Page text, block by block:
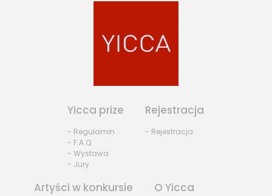
Yicca prize
- Regulamin
- F.A.Q.
- Wystawa
- Jury
Rejestracja
- Rejestracja
Artyści w konkursie O Yicca